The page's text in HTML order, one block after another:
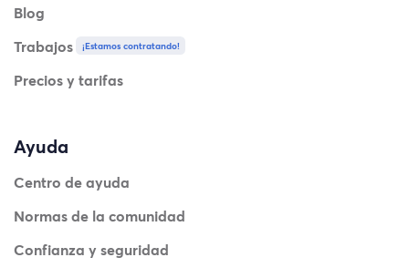
Blog
Trabajos
¡Estamos contratando!
Precios y tarifas
Ayuda
Centro de ayuda
Normas de la comunidad
Confianza y seguridad